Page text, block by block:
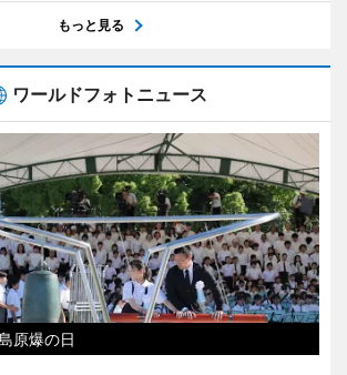
もっと見る
ワールドフォトニュース
原爆の日